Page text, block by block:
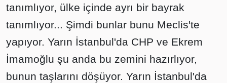
tanımlıyor, ülke içinde ayrı bir bayrak
tanımlıyor... Şimdi bunlar bunu Meclis'te
yapıyor. Yarın İstanbul'da CHP ve Ekrem
İmamoğlu şu anda bu zemini hazırlıyor,
bunun taşlarını döşüyor. Yarın İstanbul'da